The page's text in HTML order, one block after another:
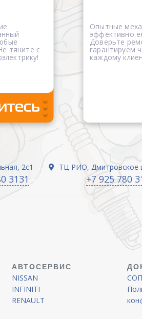
тяните с
Опытные
эффективно
Доверьте
гарантируем
каждому
2с1
3131
ТЦ РИО, Дмитровское
+7 925 780
АВТОСЕРВИС
NISSAN
INFINITI
RENAULT